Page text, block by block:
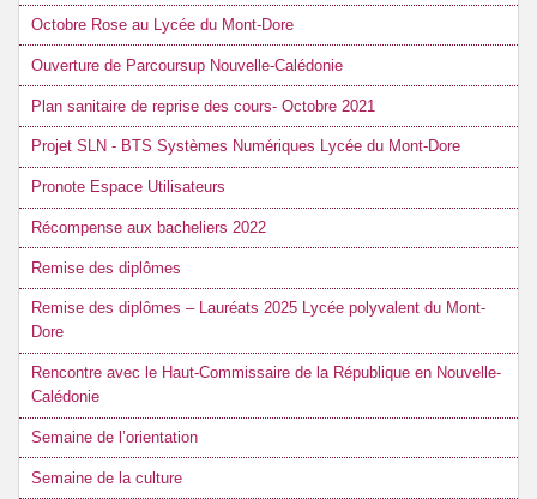
Octobre Rose au Lycée du Mont-Dore
Ouverture de Parcoursup Nouvelle-Calédonie
Plan sanitaire de reprise des cours- Octobre 2021
Projet SLN - BTS Systèmes Numériques Lycée du Mont-Dore
Pronote Espace Utilisateurs
Récompense aux bacheliers 2022
Remise des diplômes
Remise des diplômes – Lauréats 2025 Lycée polyvalent du Mont-
Dore
Rencontre avec le Haut-Commissaire de la République en Nouvelle-
Calédonie
Semaine de l’orientation
Semaine de la culture